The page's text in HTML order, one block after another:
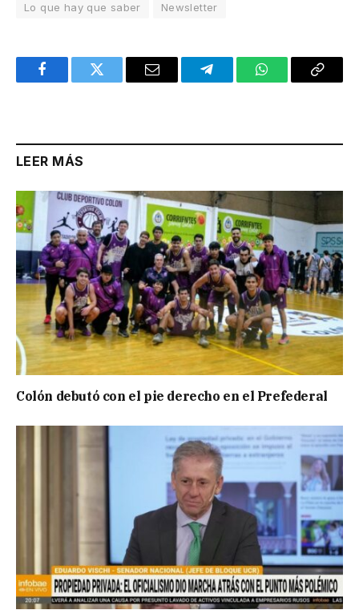
Lo que hay que saber Newsletter
FacebookTwitter Email TelegramWhatsAppCopy
LEER MÁS
Colón debutó con el pie derecho en el Prefederal